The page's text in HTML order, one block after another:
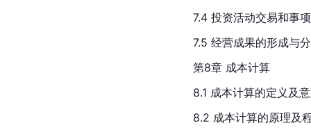
7.4 投资活动交易和事
7.5 经营成果的形成与
第8章 成本计算
8.1 成本计算的定义及
8.2 成本计算的原理及